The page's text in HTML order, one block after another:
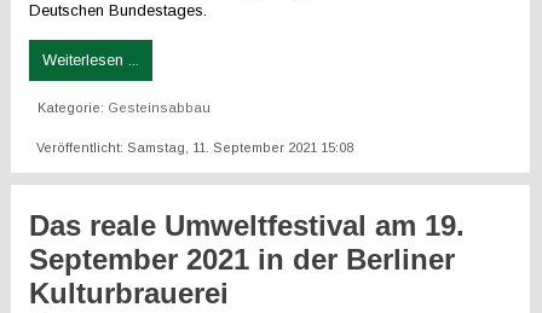
Deutschen Bundestages.
Weiterlesen ...
Kategorie: Gesteinsabbau
Veröffentlicht: Samstag, 11. September 2021 15:08
Das reale Umweltfestival am 19.
September 2021 in der Berliner
Kulturbrauerei